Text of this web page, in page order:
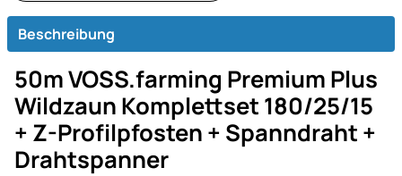
Beschreibung
50m VOSS.farming Premium Plus
Wildzaun Komplettset 180/25/15
+ Z-Profilpfosten + Spanndraht +
Drahtspanner